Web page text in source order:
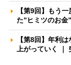
【第9回】もう
た”ヒミツのお
【第8回】年利
上がっていく ｜